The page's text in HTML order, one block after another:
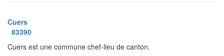
Cuers
83390
Cuers est une commune chef-lieu de canton.